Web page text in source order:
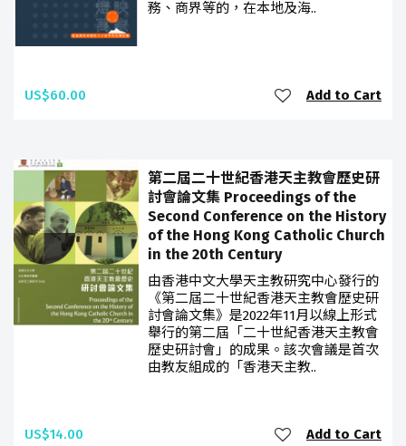
務、商界等的，在本地及海..
US$60.00 Add to Cart
第二屆二十世紀香港天主教會歷史研
討會論文集 Proceedings of the
Second Conference on the History
of the Hong Kong Catholic Church
in the 20th Century
由香港中文大學天主教研究中心發行的
《第二屆二十世紀香港天主教會歷史研
討會論文集》是2022年11月以線上形式
舉行的第二屆「二十世紀香港天主教會
歷史研討會」的成果。該次會議是首次
由教友組成的「香港天主教..
US$14.00 Add to Cart